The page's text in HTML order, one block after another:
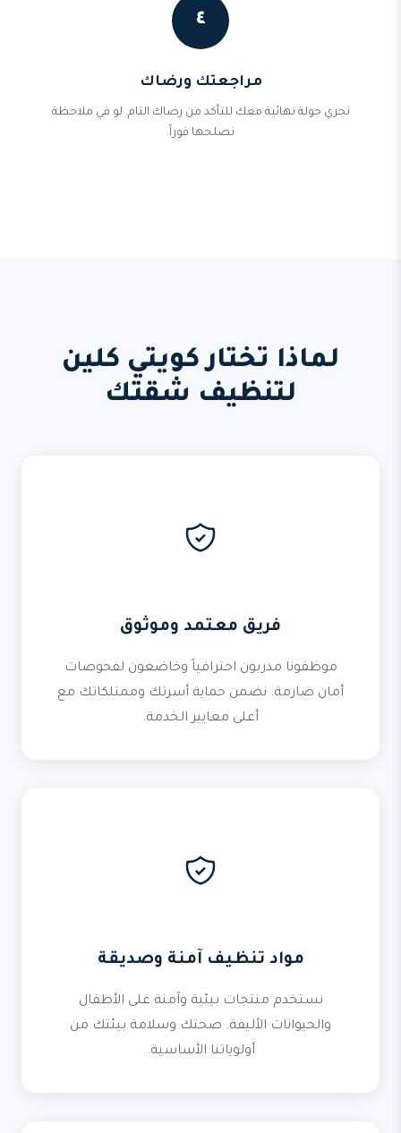
٤
مراجعتك ورضاك
نجري جولة نهائية معك للتأكد من رضاك التام. لو في ملاحظة
نصلحها فوراً.
لماذا تختار كويتي كلين
لتنظيف شقتك
فريق معتمد وموثوق
موظفونا مدربون احترافياً وخاضعون لفحوصات
أمان صارمة. نضمن حماية أسرتك وممتلكاتك مع
أعلى معايير الخدمة.
مواد تنظيف آمنة وصديقة
نستخدم منتجات بيئية وآمنة على الأطفال
والحيوانات الأليفة. صحتك وسلامة بيئتك من
أولوياتنا الأساسية.